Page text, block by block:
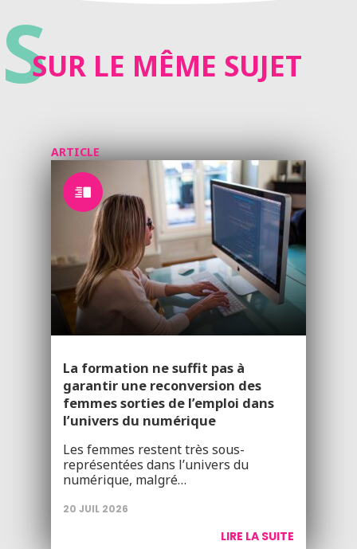
SSUR LE MÊME SUJET
ARTICLE
La formation ne suffit pas à
garantir une reconversion des
femmes sorties de l’emploi dans
l’univers du numérique
Les femmes restent très sous-
représentées dans l’univers du
numérique, malgré…
20 JUIL 2026
LIRE LA SUITE